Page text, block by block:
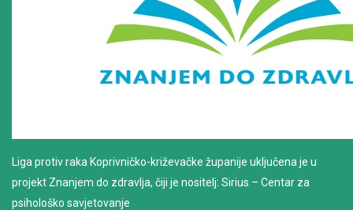
Liga protiv raka Koprivničko-križevačke županije uključena je u
projekt Znanjem do zdravlja, čiji je nositelj: Sirius – Centar za
psihološko savjetovanje